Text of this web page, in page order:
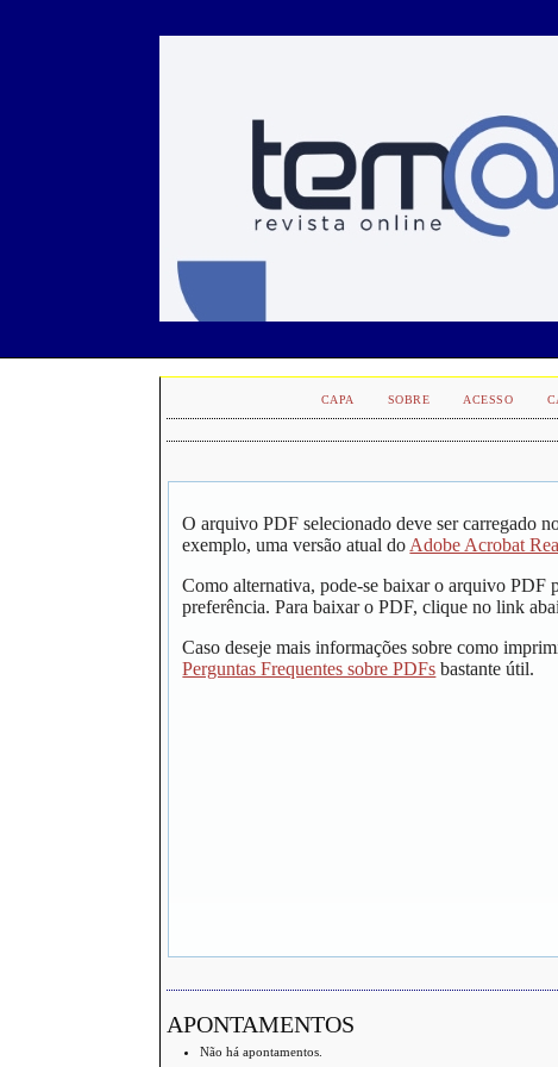
CAPA SOBRE ACESSO
O arquivo PDF selecionado deve ser carregado
exemplo, uma versão atual do Adobe Acrobat
Como alternativa, pode-se baixar o arquivo PDF
preferência. Para baixar o PDF, clique no link
Caso deseje mais informações sobre como
Perguntas Frequentes sobre PDFs bastante útil.
APONTAMENTOS
Não há apontamentos.